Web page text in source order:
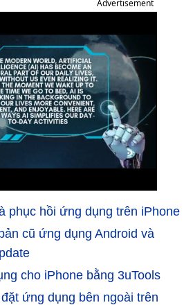
Advertisement
phục hồi ứng dụng trên iPhone
cũ ứng dụng Android và
cho iPhone bằng 3uTools
ứng dụng bên ngoài trên